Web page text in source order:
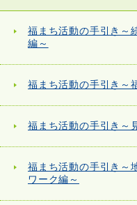
福まち活動の手引き～
編～
福まち活動の手引き～
福まち活動の手引き～
福まち活動の手引き～
ワーク編～